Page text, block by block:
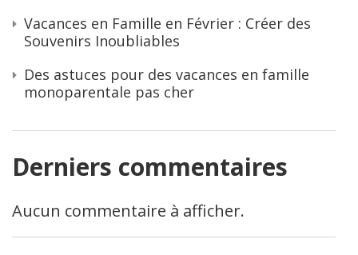
Vacances en Famille en Février : Créer des
Souvenirs Inoubliables
Des astuces pour des vacances en famille
monoparentale pas cher
Derniers commentaires
Aucun commentaire à afficher.